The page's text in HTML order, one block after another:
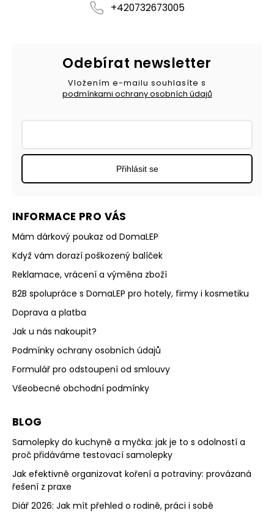
+420732673005
INFORMACE PRO VÁS
Mám dárkový poukaz od DomaLEP
Když vám dorazí poškozený balíček
Reklamace, vrácení a výměna zboží
B2B spolupráce s DomaLEP pro hotely, firmy i kosmetiku
Doprava a platba
Jak u nás nakoupit?
Podmínky ochrany osobních údajů
Formulář pro odstoupení od smlouvy
Všeobecné obchodní podmínky
BLOG
Samolepky do kuchyně a myčka: jak je to s odolností a
proč přidáváme testovací samolepky
Jak efektivně organizovat koření a potraviny: provázaná
řešení z praxe
Diář 2026: Jak mít přehled o rodině, práci i sobě
Odebírat newsletter
Vložením e-mailu souhlasíte s
podmínkami ochrany osobních údajů
Přihlásit se